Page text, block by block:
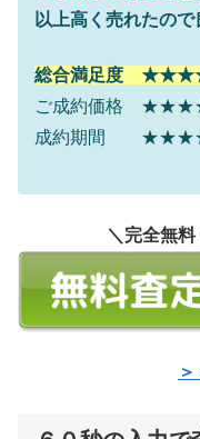
以上高く売れたので
総合満足度
ご成約価格
成約期間
＼完全無